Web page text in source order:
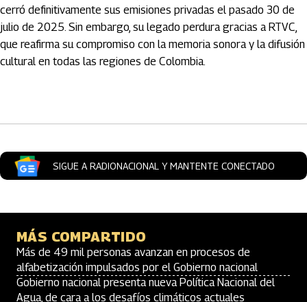
cerró definitivamente sus emisiones privadas el pasado 30 de
julio de 2025. Sin embargo, su legado perdura gracias a RTVC,
que reafirma su compromiso con la memoria sonora y la difusión
cultural en todas las regiones de Colombia.
SIGUE A RADIONACIONAL Y MANTENTE CONECTADO
MÁS COMPARTIDO
Más de 49 mil personas avanzan en procesos de
alfabetización impulsados por el Gobierno nacional
Gobierno nacional presenta nueva Política Nacional del
Agua, de cara a los desafíos climáticos actuales